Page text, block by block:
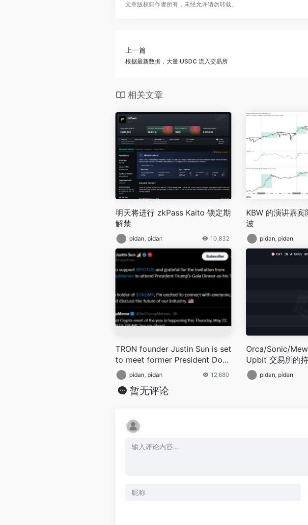
文章版权归作者所有，未经允许请勿转载。
上一篇
根据最新数据，大量 USDC 流入交易所
相关文章
明天将进行 zkPass Kaito 锁定期
解禁
pidan, pidan 10,832
KBW 的演讲嘉
波
pidan, pidan
TRON founder Justin Sun is set
to meet former President Dona
ld Trump on May 22 as the top
holder of the TRUMP memecoi
n
pidan, pidan 12,680
Orca/Sonic/
Upbit 交易所的
高
pidan, pidan
暂无评论